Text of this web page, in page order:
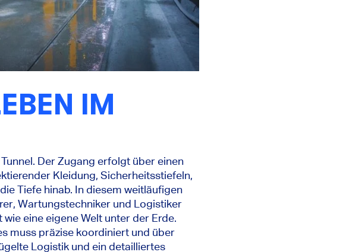
IM
Der Zugang erfolgt über einen
Kleidung, Sicherheitsstiefeln,
Tiefe hinab. In diesem weitläufigen
Wartungstechniker und Logistiker
eine eigene Welt unter der Erde.
muss präzise koordiniert und über
Logistik und ein detailliertes